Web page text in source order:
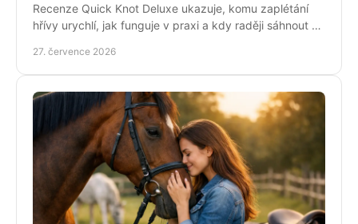
Recenze Quick Knot Deluxe ukazuje, komu zaplétání
hřívy urychlí, jak funguje v praxi a kdy raději sáhnout po
27. července 2026